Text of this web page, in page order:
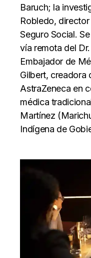
Baruch; la
Robledo,
Seguro Social.
vía remota del
Embajador de
Gilbert, creadora
AstraZeneca en
médica
Martínez
Indígena de